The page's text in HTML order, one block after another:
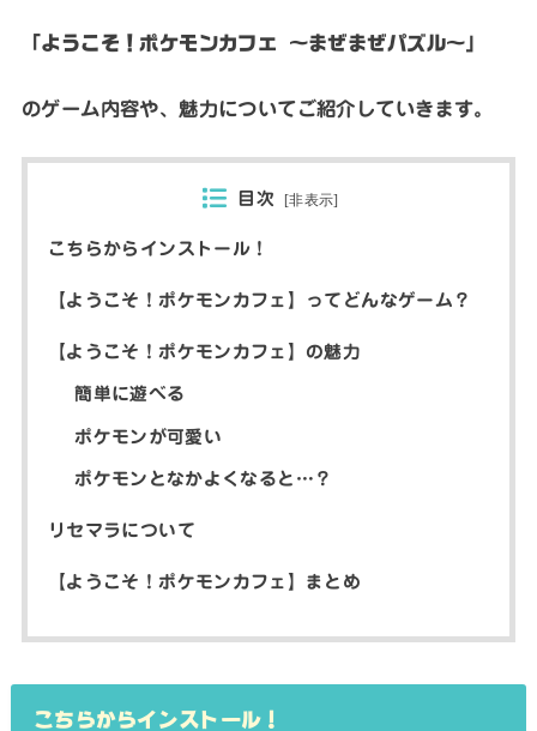
「ようこそ！ポケモンカフェ ～まぜまぜパズル～」
のゲーム内容や、魅力についてご紹介していきます。
目次 [非表示
こちらからインストール！
【ようこそ！ポケモンカフェ】ってどんなゲーム？
【ようこそ！ポケモンカフェ】の魅力
簡単に遊べる
ポケモンが可愛い
ポケモンとなかよくなると…？
リセマラについて
【ようこそ！ポケモンカフェ】まとめ
こちらからインストール！